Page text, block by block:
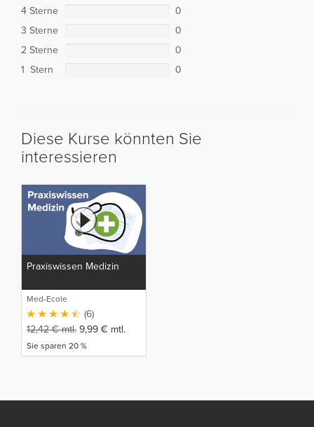
4 Sterne
0
3 Sterne
0
2 Sterne
0
1 Stern
0
Diese Kurse könnten Sie
interessieren
Praxiswissen Medizin
Med-Ecole
(6)
12,42€mtl. 9,99 € mtl.
Sie sparen 20 %